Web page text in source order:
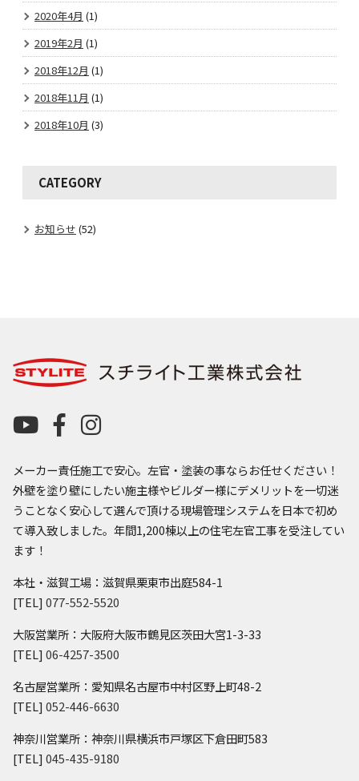
2020年4月 (1)
2019年2月 (1)
2018年12月 (1)
2018年11月 (1)
2018年10月 (3)
CATEGORY
お知らせ (52)
メーカー責任施工で安心。左官・塗装の事ならお任せください！
外壁を塗り壁にしたい施主様やビルダー様にデメリットを一切迷
うことなく安心して選んで頂ける現場管理システムを日本で初め
て導入致しました。年間1,200棟以上の住宅左官工事を受注してい
ます！
本社・滋賀工場：滋賀県栗東市出庭584-1
[TEL] 077-552-5520
大阪営業所：大阪府大阪市鶴見区茨田大宮1-3-33
[TEL] 06-4257-3500
名古屋営業所：愛知県名古屋市中村区野上町48-2
[TEL] 052-446-6630
神奈川営業所：神奈川県横浜市戸塚区下倉田町583
[TEL] 045-435-9180